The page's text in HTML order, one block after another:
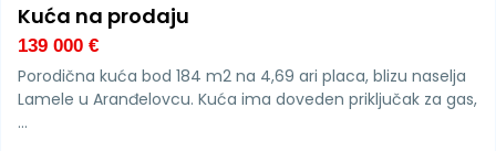
Kuća na prodaju
139 000 €
Porodična kuća bod 184 m2 na 4,69 ari placa, blizu naselja
Lamele u Aranđelovcu. Kuća ima doveden priključak za gas,
…